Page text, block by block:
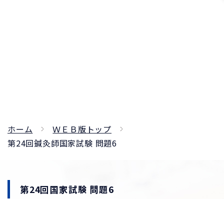
ホーム
ＷＥＢ版トップ
第24回鍼灸師国家試験 問題6
第24回国家試験 問題6